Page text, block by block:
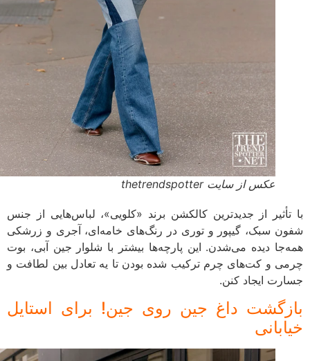
عکس از سایت thetrendspotter
با تأثیر از جدیدترین کالکشن برند «کلویی»، لباس‌هایی از جنس
شفون سبک، گیپور و توری در رنگ‌های خامه‌ای، آجری و زرشکی
همه‌جا دیده می‌شدن. این پارچه‌ها بیشتر با شلوار جین آبی، بوت
چرمی و کت‌های چرم ترکیب شده بودن تا یه تعادل بین لطافت و
جسارت ایجاد کنن.
بازگشت داغ جین روی جین! برای استایل
خیابانی